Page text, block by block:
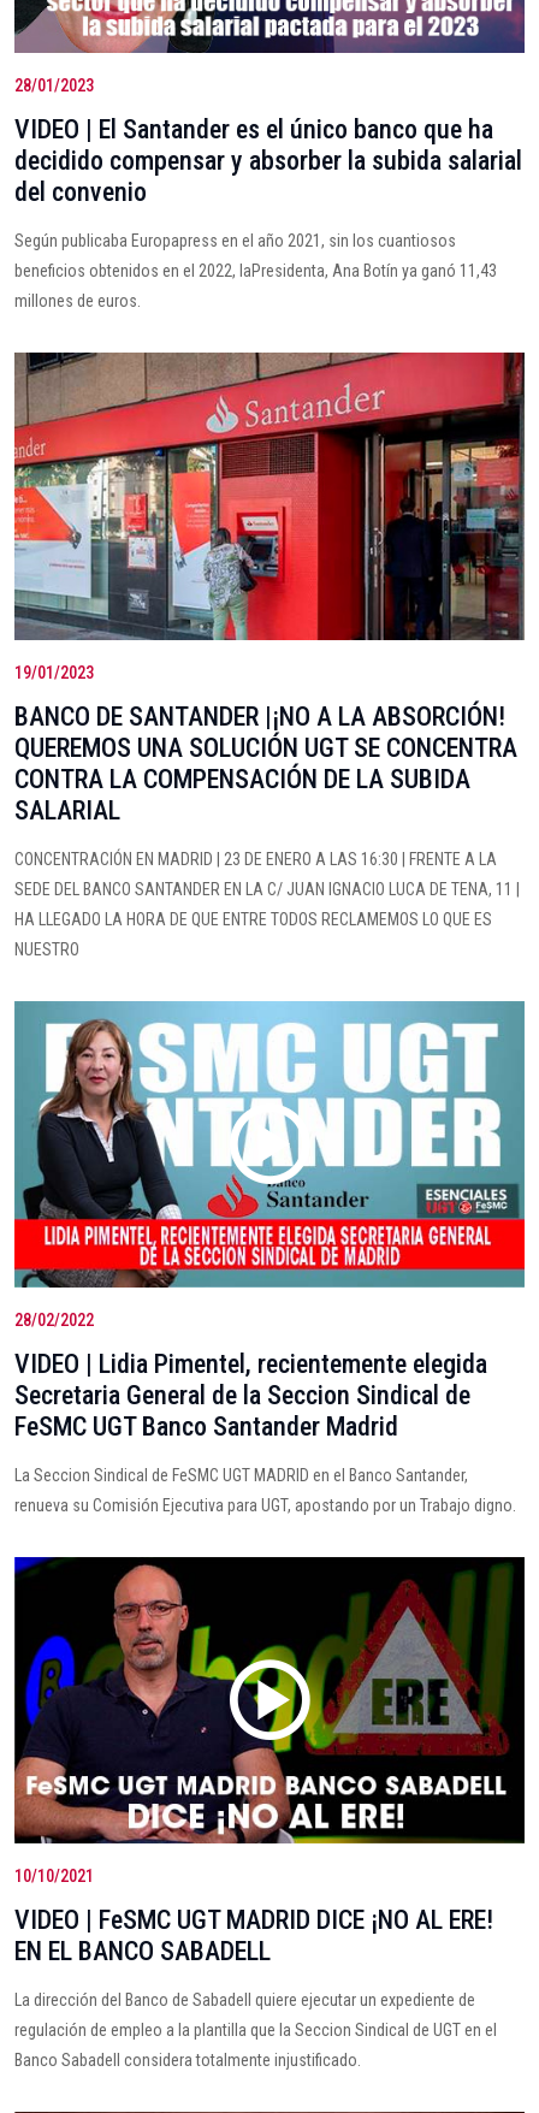
28/01/2023
VIDEO | El Santander es el único banco que ha
decidido compensar y absorber la subida salarial
del convenio
Según publicaba Europapress en el año 2021, sin los cuantiosos
beneficios obtenidos en el 2022, laPresidenta, Ana Botín ya ganó 11,43
millones de euros.
19/01/2023
BANCO DE SANTANDER |¡NO A LA ABSORCIÓN!
QUEREMOS UNA SOLUCIÓN UGT SE CONCENTRA
CONTRA LA COMPENSACIÓN DE LA SUBIDA
SALARIAL
CONCENTRACIÓN EN MADRID | 23 DE ENERO A LAS 16:30 | FRENTE A LA
SEDE DEL BANCO SANTANDER EN LA C/ JUAN IGNACIO LUCA DE TENA, 11 |
HA LLEGADO LA HORA DE QUE ENTRE TODOS RECLAMEMOS LO QUE ES
NUESTRO
28/02/2022
VIDEO | Lidia Pimentel, recientemente elegida
Secretaria General de la Seccion Sindical de
FeSMC UGT Banco Santander Madrid
La Seccion Sindical de FeSMC UGT MADRID en el Banco Santander,
renueva su Comisión Ejecutiva para UGT, apostando por un Trabajo digno.
10/10/2021
VIDEO | FeSMC UGT MADRID DICE ¡NO AL ERE!
EN EL BANCO SABADELL
La dirección del Banco de Sabadell quiere ejecutar un expediente de
regulación de empleo a la plantilla que la Seccion Sindical de UGT en el
Banco Sabadell considera totalmente injustificado.